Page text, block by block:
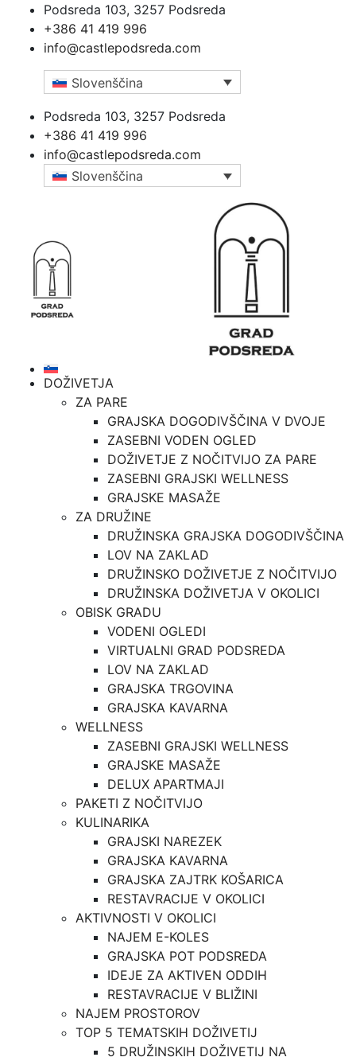
Podsreda 103, 3257 Podsreda
+386 41 419 996
info@castlepodsreda.com
Slovenščina
Podsreda 103, 3257 Podsreda
+386 41 419 996
info@castlepodsreda.com
Slovenščina
DOŽIVETJA
ZA PARE
GRAJSKA DOGODIVŠČINA V DVOJE
ZASEBNI VODEN OGLED
DOŽIVETJE Z NOČITVIJO ZA PARE
ZASEBNI GRAJSKI WELLNESS
GRAJSKE MASAŽE
ZA DRUŽINE
DRUŽINSKA GRAJSKA DOGODIVŠČINA
LOV NA ZAKLAD
DRUŽINSKO DOŽIVETJE Z NOČITVIJO
DRUŽINSKA DOŽIVETJA V OKOLICI
OBISK GRADU
VODENI OGLEDI
VIRTUALNI GRAD PODSREDA
LOV NA ZAKLAD
GRAJSKA TRGOVINA
GRAJSKA KAVARNA
WELLNESS
ZASEBNI GRAJSKI WELLNESS
GRAJSKE MASAŽE
DELUX APARTMAJI
PAKETI Z NOČITVIJO
KULINARIKA
GRAJSKI NAREZEK
GRAJSKA KAVARNA
GRAJSKA ZAJTRK KOŠARICA
RESTAVRACIJE V OKOLICI
AKTIVNOSTI V OKOLICI
NAJEM E-KOLES
GRAJSKA POT PODSREDA
IDEJE ZA AKTIVEN ODDIH
RESTAVRACIJE V BLIŽINI
NAJEM PROSTOROV
TOP 5 TEMATSKIH DOŽIVETIJ
5 DRUŽINSKIH DOŽIVETIJ NA